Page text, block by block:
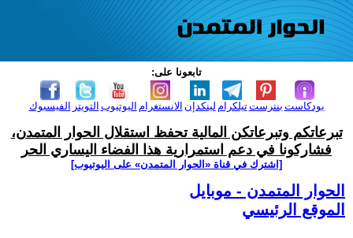
تابعونا على:
الفيسبوك التويتر اليوتيوب الانستغرام لينكدإن تيلكرامبنترست بودكاست
تبرعاتكم وتبرعاتكن المالية تحفظ استقلال الحوار المتمدن،
فشاركونا في دعم استمرارية هذا الفضاء اليساري الحر
[اشترك في قناة ‫«الحوار المتمدن» على اليوتيوب]
الحوار المتمدن - موبايل
الموقع الرئيسي